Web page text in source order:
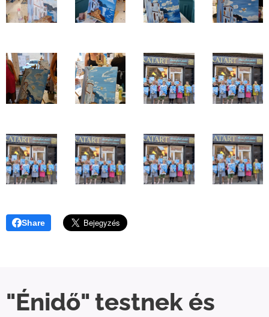
Share
"Énidő" testnek és